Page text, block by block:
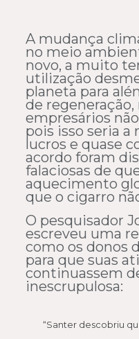
A mudança
no meio
novo, a muito
utilização
planeta para
de regeneração,
empresários
pois isso seria a
lucros e quase
acordo foram
falaciosas de
aquecimento
que o cigarro
O pesquisador
escreveu uma
como os donos
para que suas
continuassem
inescrupulosa:
“Santer descobriu